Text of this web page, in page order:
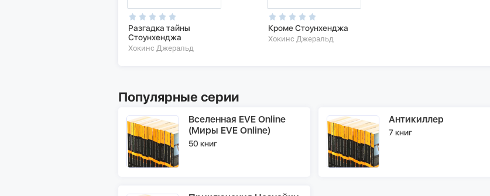
Разгадка тайны
Стоунхенджа
Хокинс Джеральд
Кроме Стоунхенджа
Хокинс Джеральд
Популярные серии
Вселенная EVE Online
(Миры EVE Online)
50 книг
Антикиллер
7 книг